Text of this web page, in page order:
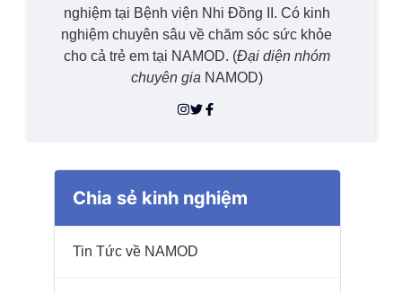
nghiệm tại Bệnh viện Nhi Đồng II. Có kinh
nghiệm chuyên sâu về chăm sóc sức khỏe
cho cả trẻ em tại NAMOD. (Đại diện nhóm
chuyên gia NAMOD)
Chia sẻ kinh nghiệm
Tin Tức về NAMOD